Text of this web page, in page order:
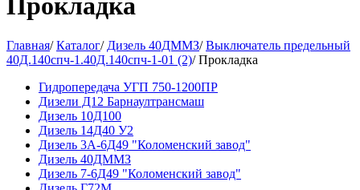
Прокладка
Главная/ Каталог/ Дизель 40ДММЗ/ Выключатель предельный
40Д.140спч-1.40Д.140спч-1-01 (2)/ Прокладка
Гидропередача УГП 750-1200ПР
Дизели Д12 Барнаултрансмаш
Дизель 10Д100
Дизель 14Д40 У2
Дизель 3А-6Д49 "Коломенский завод"
Дизель 40ДММЗ
Дизель 7-6Д49 "Коломенский завод"